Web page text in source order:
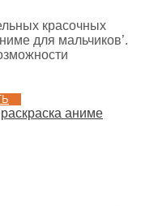
красочных
для мальчиков’.
раскраска аниме